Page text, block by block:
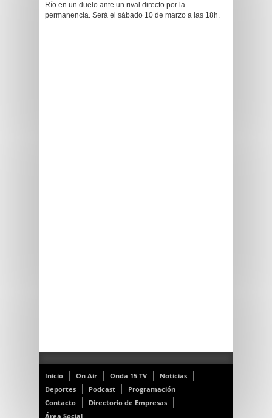
Río en un duelo ante un rival directo por la
permanencia. Será el sábado 10 de marzo a las 18h.
Inicio On Air Onda 15 TV
Noticias
Deportes
Podcast
Programación
Contacto
Directorio de Empresas
Área Social